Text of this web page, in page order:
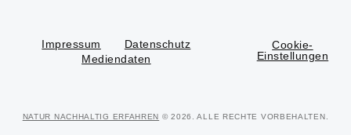
Impressum
Datenschutz
Mediendaten
Cookie-
Einstellungen
NATUR NACHHALTIG ERFAHREN © 2026. ALLE RECHTE VORBEHALTEN.